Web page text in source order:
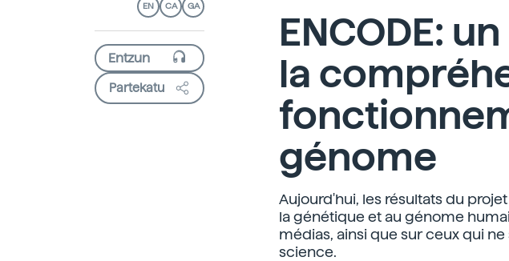
EN CA GA
Partekatu
ENCODE:
la
génome
Aujourd'hui, les résultats du
la génétique et au génome
médias, ainsi que sur ceux qui
science.